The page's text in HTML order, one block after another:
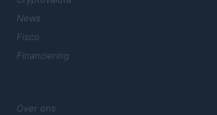
News
Fisco
Financiering
Over ons